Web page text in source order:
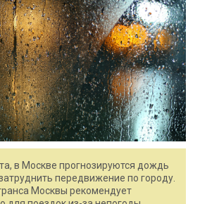
в Москве прогнозируются дождь
передвижение по городу.
Москвы рекомендует